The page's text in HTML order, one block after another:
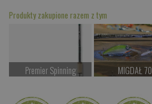
Produkty zakupione razem z tym
Premier Spinning
MIGDAŁ 70